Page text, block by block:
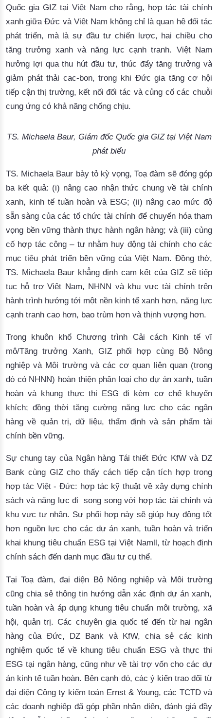
Quốc gia GIZ tại Việt Nam cho rằng, hợp tác tài chính
xanh giữa Đức và Việt Nam không chỉ là quan hệ đối tác
phát triển, mà là sự đầu tư chiến lược, hai chiều cho
tăng trưởng xanh và năng lực cạnh tranh. Việt Nam
hưởng lợi qua thu hút đầu tư, thúc đẩy tăng trưởng và
giảm phát thải cac-bon, trong khi Đức gia tăng cơ hội
tiếp cận thị trường, kết nối đối tác và củng cố các chuỗi
cung ứng có khả năng chống chịu.
TS. Michaela Baur, Giám đốc Quốc gia GIZ tại Việt Nam
phát biểu
TS. Michaela Baur bày tỏ kỳ vọng, Toạ đàm sẽ đóng góp
ba kết quả: (i) nâng cao nhận thức chung về tài chính
xanh, kinh tế tuần hoàn và ESG; (ii) nâng cao mức độ
sẵn sàng của các tổ chức tài chính để chuyển hóa tham
vọng bền vững thành thực hành ngân hàng; và (iii) củng
cố hợp tác công – tư nhằm huy động tài chính cho các
mục tiêu phát triển bền vững của Việt Nam. Đồng thờ,
TS. Michaela Baur khẳng định cam kết của GIZ sẽ tiếp
tục hỗ trợ Việt Nam, NHNN và khu vực tài chính trên
hành trình hướng tới một nền kinh tế xanh hơn, năng lực
cạnh tranh cao hơn, bao trùm hơn và thịnh vượng hơn.
Trong khuôn khổ Chương trình Cải cách Kinh tế vĩ
mô/Tăng trưởng Xanh, GIZ phối hợp cùng Bộ Nông
nghiệp và Môi trường và các cơ quan liên quan(trong
đó có NHNN) hoàn thiện phân loại cho dự án xanh, tuần
hoàn và khung thực thi ESG đi kèm cơ chế khuyến
khích; đồng thời tăng cường năng lực cho các ngân
hàng về quản trị, dữ liệu, thẩm định và sản phẩm tài
chính bền vững.
Sự chung tay của Ngân hàng Tái thiết Đức KfW và DZ
Bank cùng GIZ cho thấy cách tiếp cận tích hợp trong
hợp tác Việt - Đức: hợp tác kỹ thuật về xây dựng chính
sách và năng lực đi song song với hợp tác tài chính và
khu vực tư nhân. Sự phối hợp này sẽ giúp huy động tốt
hơn nguồn lực cho các dự án xanh, tuần hoàn và triển
khai khung tiêu chuẩn ESG tại Việt Namll, từ hoạch định
chính sách đến danh mục đầu tư cụ thể.
Tại Toạ đàm,đại diện Bộ Nông nghiệp và Môi trường
cũng chia sẻ thông tin hướng dẫn xác định dự án xanh,
tuần hoàn và áp dụng khung tiêu chuẩn môi trường, xã
hội, quản trị. Các chuyên gia quốc tế đến từ hai ngân
hàng của Đức, DZ Bank và KfW, chia sẻ các kinh
nghiệm quốc tế về khung tiêu chuẩn ESG và thực thi
ESG tại ngân hàng, cũng như về tài trợ vốn cho các dự
án kinh tế tuần hoàn. Bên cạnh đó, các ý kiến trao đổi từ
đại diện Công ty kiểm toán Ernst& Young, các TCTD và
các doanh nghiệp đã góp phần nhận diện, đánh giá đầy